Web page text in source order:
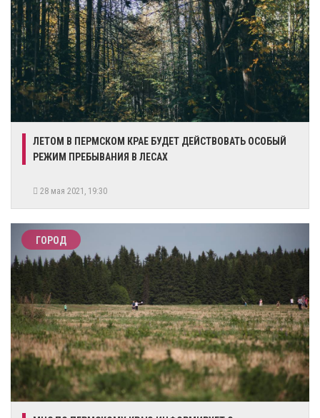
ЛЕТОМ В ПЕРМСКОМ КРАЕ БУДЕТ ДЕЙСТВОВАТЬ ОСОБЫЙ
РЕЖИМ ПРЕБЫВАНИЯ В ЛЕСАХ
28 мая 2021, 19:30
ГОРОД